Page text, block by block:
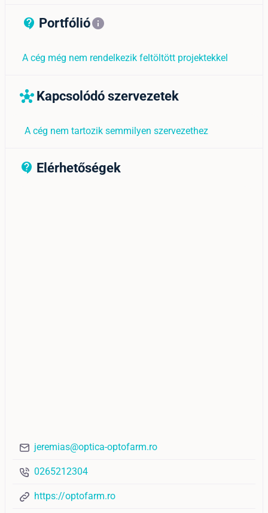
contact_support_outline
Portfólióinfo
A cég még nem rendelkezik feltöltött projektekkel
hub Kapcsolódó szervezetek
A cég nem tartozik semmilyen szervezethez
contact_support_outline
Elérhetőségek
jeremias@optica-optofarm.ro
0265212304
https://optofarm.ro